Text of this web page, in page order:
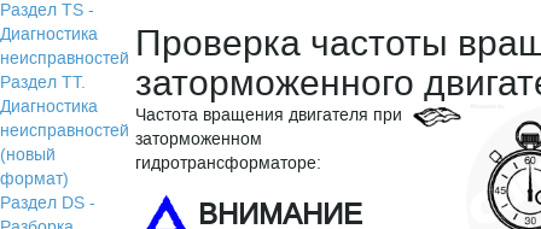
Раздел TS -
Диагностика
неисправностей
Раздел TТ.
Диагностика
неисправностей
(новый
формат)
Раздел DS -
Проверка частоты
заторможенного
Частота вращения двигателя при
заторможенном
гидротрансформаторе:
ВНИМАНИЕ